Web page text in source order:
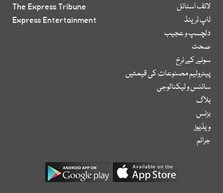
لائف اسٹائل
ٹاپ ٹرینڈ
دلچسپ و عجیب
صحت
سونے کے نرخ
پیٹرولیم مصنوعات کی قیمتیں
سائنس و ٹیکنالوجی
بلاگ
بزنس
ویڈیوز
جرائم
The Express Tribune
Express Entertainment